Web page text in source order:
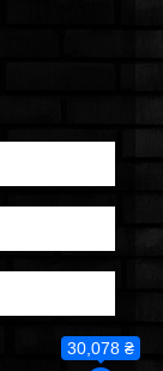
30,078 ₴